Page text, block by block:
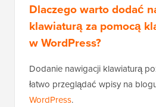
Dlaczego warto dodać
klawiaturą za pomocą
w WordPress?
Dodanie nawigacji klawiaturą
łatwo przeglądać wpisy na
WordPress.